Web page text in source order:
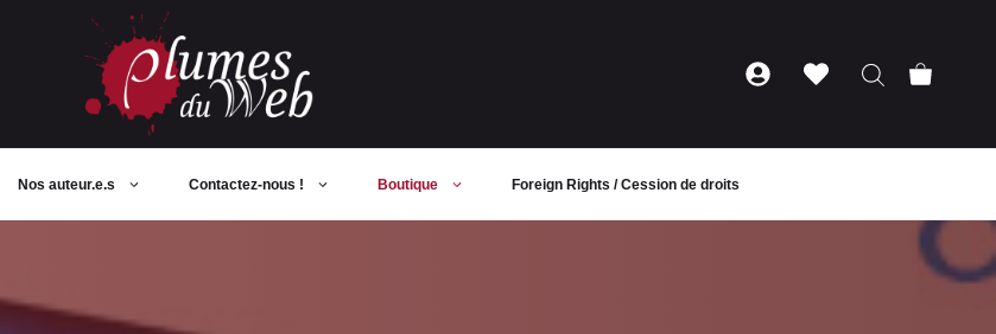
Nos auteur.e.s Contactez-nous ! Boutique Foreign Rights / Cession de droits